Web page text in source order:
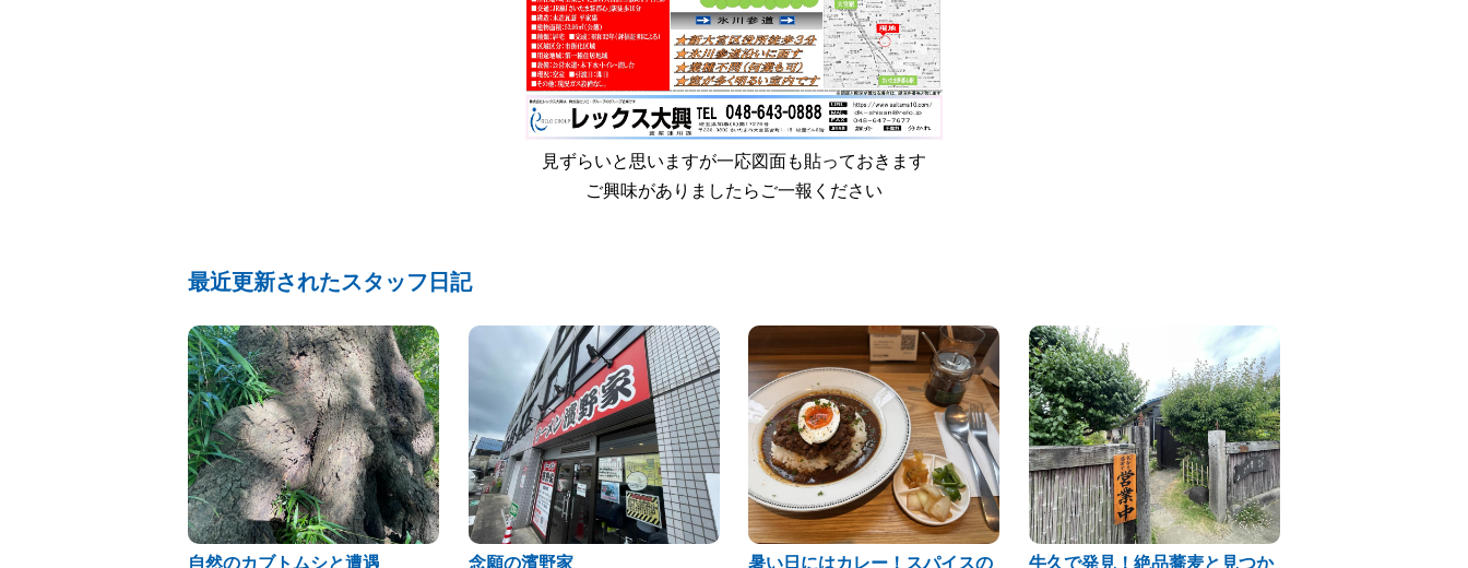
見ずらいと思いますが一応図面も貼っておきます
ご興味がありましたらご一報ください
最近更新されたスタッフ日記
自然のカブトムシと遭遇 念願の濱野家 暑い日にはカレー！スパイスの 牛久で発見！絶品蕎麦と見つか